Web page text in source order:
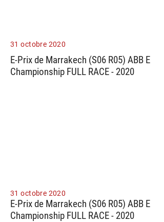
31 octobre 2020
E-Prix de Marrakech (S06 R05) ABB E
Championship FULL RACE - 2020
31 octobre 2020
E-Prix de Marrakech (S06 R05) ABB E
Championship FULL RACE - 2020